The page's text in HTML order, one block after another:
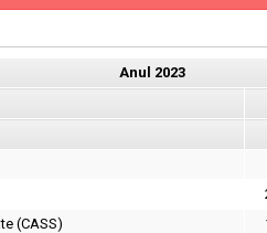
Anul 2023
(CASS)